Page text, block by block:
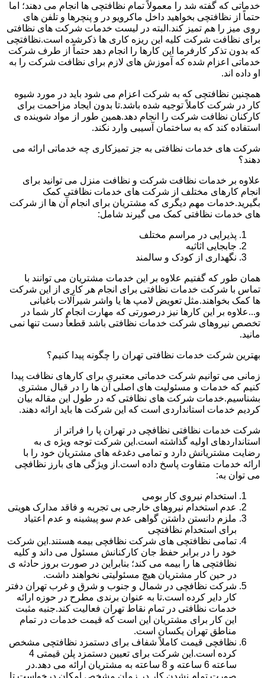
خدماتی که گفته شد را معمولاً تمام نظافتچی ها انجام می دهند؛ اما
حتماً از نظافتچی بخواهید داخل ماکرویو در و پنچرها و تلفن های
روی میز را هم تمیز کند.البته در لیست خدمات شرکت های نظافتی
برای نظافت شرکت کلیه این ریزه کاری ها ذکرشده است.نظافتچی
که بدون تذکر کارفرما این کارها را انجام دهد حتماً از طرف شرکت
خدماتی اعزام شده که آموزش های لازم برای نظافت شرکت را به
او داده اند.
همچنین نظافتچی که به شرکت اعزام می شود باید در مورد شیوه
کار در شرکت کاملاً توجیه شده باشد.تا بدون ایجاد مزاحمت برای
کارکنان نظافت شرکت را انجام دهد.همین طور از مواد شوینده ی
استفاده کند که به ساختمان آسیبی وارد نکند.
شرکت های خدمات نظافتی به جز تمیزکاری چه خدماتی ارائه می
دهند؟
علاوه بر خدمات نظافت شرکت و نظافت منزل می توانید برای
انجام کارهای مختلف از شرکت های خدمات نظافتی کمک
بگیرید.خدمات مهم دیگری که مشتریان برای انجام آن ها از شرکت
های خدمات نظافتی کمک می گیرند شامل:
پذیرایی در مراسم مختلف
جابجایی اثاثیه
نگهداری از کودک و سالمند
همان طور که گفتیم علاوه بر این خدمات مشتریان می توانند با
تماس با شرکت خدمات نظافتی برای انجام هر کاری از این شرکت
ها کمک بخواهند.مثل تعویض لامپ ها یا واشر شیرآلات باغبانی
و...علاوه بر این کارها نیز درصورتی که مهارت انجام کار شما در
تخصص نیروهای شرکت خدمات نظافتی باشد قطعاً دست تنها نمی
مانید.
بهترین شرکت خدمات نظافتی تهران را چگونه پیدا کنیم؟
زمانی می توانیم شرکت خدماتی معتبری برای کارهای نظافت پیدا
کنیم که خدمات و مسئولیت های اصلی آن ها را در قبال مشتری
بشناسیم.خدمات شرکت های نظافتی که در طول این مقاله بیان
کردیم خدمات استانداردی است که این شرکت ها باید ارائه دهند.
شرکت خدمات نظافتی نظافچی در تهران پا را فراتر از
استانداردهای اولیه گذاشته است.این شرکت توجه ویژه ی به
رضایت مشتریانش دارد و تمامی دغدغه های مشتریان خود را با
ارائه خدمات متفاوت پاسخ داده است.از ویژگی های بارز نظافچی
می توان به:
استخدام نیروی کار بومی
عدم استخدام نیروهای خارجی بی تجربه و فاقد مدارک هویتی
ملزم دانستن داشتن گواهی عدم سو پیشینه و عدم اعتیاد
برای استخدام نظافتچی
تمامی نظافتچی های شرکت نظافچی بیمه هستند.این شرکت
خود را در برابر حفظ جان کارکنانش مسئول می داند و کلیه
نظافتچی ها را بیمه می کند؛ بنابراین در صورت بروز حادثه ی
در حین کار مشتریان هیچ مسئولیتی نخواهند داشت.
شرکت نظافچی در شمال و جنوب و شرق و غرب تهران دفتر
کار دایر کرده است.تا به عنوان برندی مطرح در حوزه ارائه
خدمات نظافتی در تمام نقاط تهران فعالیت کند.جنبه مثبت
این کار برای مشتریان این است که قیمت خدمات در تمام
مناطق تهران یکسان است.
نظافچی قیمت کاملاً شفاف برای دستمزد نظافتچی مشخص
کرده است.این شرکت برای تعیین دستمزد پلن قیمتی 4
ساعته 6 ساعته و 8 ساعته به مشتریان ارائه می دهد.در
صورت تمام نشدن کار در زمان مشخص امکان درخواست تا